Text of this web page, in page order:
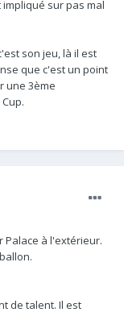
sur pas mal
son jeu, là il est
que c'est un point
une 3ème
Palace à l'extérieur.
de talent. Il est